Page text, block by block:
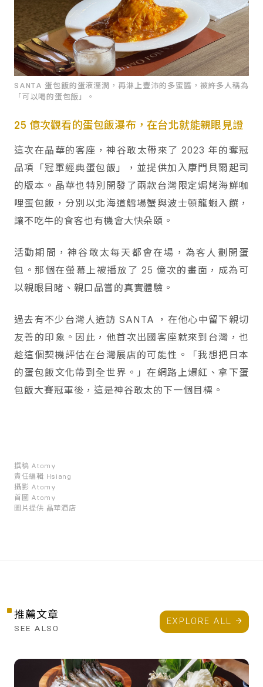
SANTA 蛋包飯的蛋液溼潤，再淋上豐沛的多蜜醬，被許多人稱為
「可以喝的蛋包飯」。
25 億次觀看的蛋包飯瀑布，在台北就能親眼見證
這次在晶華的客座，神谷敢太帶來了 2023 年的奪冠
品項「冠軍經典蛋包飯」，並提供加入康門貝爾起司
的版本。晶華也特別開發了兩款台灣限定焗烤海鮮咖
哩蛋包飯，分別以北海道鱈場蟹與波士頓龍蝦入饌，
讓不吃牛的食客也有機會大快朵頤。
活動期間，神谷敢太每天都會在場，為客人劃開蛋
包。那個在螢幕上被播放了 25 億次的畫面，成為可
以親眼目睹、親口品嘗的真實體驗。
過去有不少台灣人造訪 SANTA ，在他心中留下親切
友善的印象。因此，他首次出國客座就來到台灣，也
趁這個契機評估在台灣展店的可能性。「我想把日本
的蛋包飯文化帶到全世界。」在網路上爆紅、拿下蛋
包飯大賽冠軍後，這是神谷敢太的下一個目標。
撰稿 Atomy
責任編輯 Hsiang
攝影 Atomy
首圖 Atomy
圖片提供 晶華酒店
推薦文章
SEE ALSO
EXPLORE ALL